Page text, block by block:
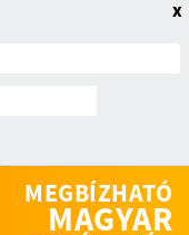
x
MEGBÍZHATÓ
MAGYAR